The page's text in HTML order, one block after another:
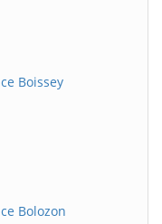
Boissey
Bolozon